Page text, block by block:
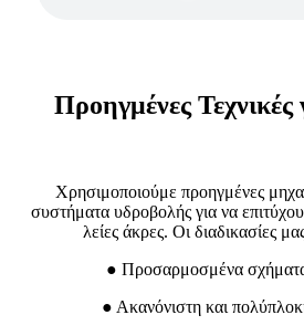
Προηγμένες Τεχνικές
Χρησιμοποιούμε προηγμένες
συστήματα υδροβολής για να
λείες άκρες. Οι διαδικασίες
● Προσαρμοσμένα
● Ακανόνιστη και